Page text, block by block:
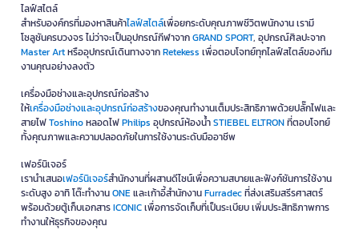
ไลฟ์สไตล์
สำหรับองค์กรที่มองหาสินค้าไลฟ์สไตล์เพื่อยกระดับคุณภาพชีวิตพนักงาน เรามี
โซลูชันครบวงจร ไม่ว่าจะเป็นอุปกรณ์กีฬาจากGRAND SPORT, อุปกรณ์ศิลปะจาก
Master Artหรืออุปกรณ์เดินทางจากRetekess เพื่อตอบโจทย์ทุกไลฟ์สไตล์ของทีม
งานคุณอย่างลงตัว
เครื่องมือช่างและอุปกรณ์ก่อสร้าง
ให้เครื่องมือช่างและอุปกรณ์ก่อสร้างของคุณทำงานเต็มประสิทธิภาพด้วยปลั๊กไฟและ
สายไฟToshinoหลอดไฟPhilips อุปกรณ์ห้องน้ำSTIEBEL ELTRONที่ตอบโจทย์
ทั้งคุณภาพและความปลอดภัยในการใช้งานระดับมืออาชีพ
เฟอร์นิเจอร์
เรานำเสนอเฟอร์นิเจอร์สำนักงานที่ผสานดีไซน์เพื่อความสบายและฟังก์ชันการใช้งาน
ระดับสูง อาทิ โต๊ะทำงานONEและเก้าอี้สำนักงานFurradecที่ส่งเสริมสรีรศาสตร์
พร้อมด้วยตู้เก็บเอกสารICONICเพื่อการจัดเก็บที่เป็นระเบียบ เพิ่มประสิทธิภาพการ
ทำงานให้ธุรกิจของคุณ